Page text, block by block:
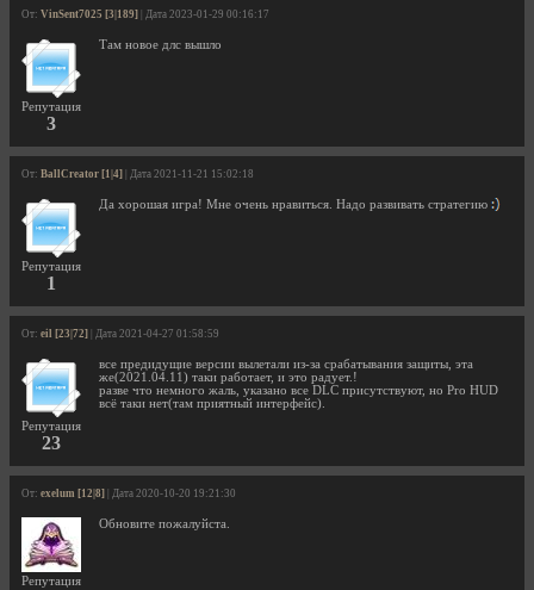
От: VinSent7025 [3|189] | Дата 2023-01-29 00:16:17
Репутация
3
Там новое длс вышло
От: BallCreator [1|4] | Дата 2021-11-21 15:02:18
Репутация
1
Да хорошая игра! Мне очень нравиться. Надо развивать стратегию
От: eil [23|72] | Дата 2021-04-27 01:58:59
Репутация
23
все предидущие версии вылетали из-за срабатывания защиты, эта
же(2021.04.11) таки работает, и это радует.!
разве что немного жаль, указано все DLC присутствуют, но Pro HUD
всё таки нет(там приятный интерфейс).
От: exelum [12|8] | Дата 2020-10-20 19:21:30
Репутация
Обновите пожалуйста.